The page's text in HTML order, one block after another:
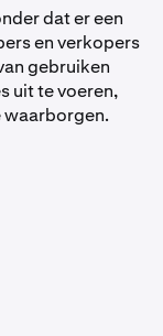
dat er een
en verkopers
gebruiken
uit te voeren,
waarborgen.